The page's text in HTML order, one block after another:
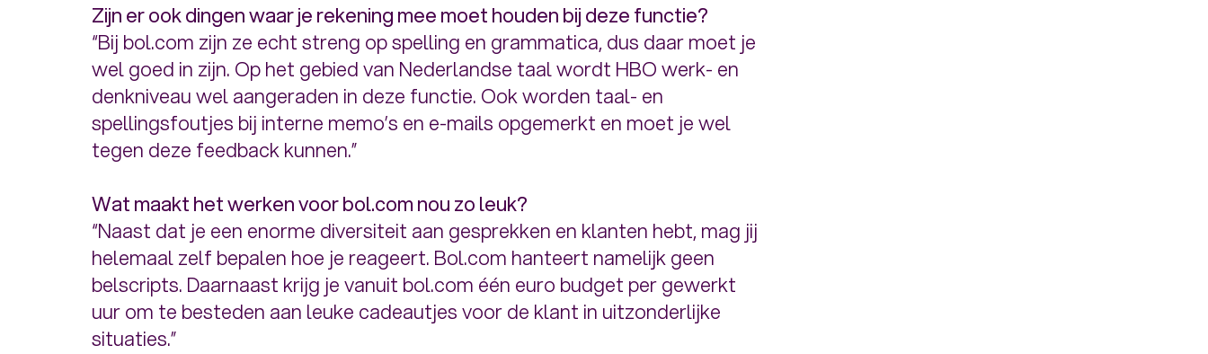
Zijn er ook dingen waar je rekening mee moet houden bij deze functie?
“Bij bol.com zijn ze echt streng op spelling en grammatica, dus daar moet je
wel goed in zijn. Op het gebied van Nederlandse taal wordt HBO werk- en
denkniveau wel aangeraden in deze functie. Ook worden taal- en
spellingsfoutjes bij interne memo’s en e-mails opgemerkt en moet je wel
tegen deze feedback kunnen.”
Wat maakt het werken voor bol.com nou zo leuk?
“Naast dat je een enorme diversiteit aan gesprekken en klanten hebt, mag jij
helemaal zelf bepalen hoe je reageert. Bol.com hanteert namelijk geen
belscripts. Daarnaast krijg je vanuit bol.com één euro budget per gewerkt
uur om te besteden aan leuke cadeautjes voor de klant in uitzonderlijke
situaties.”